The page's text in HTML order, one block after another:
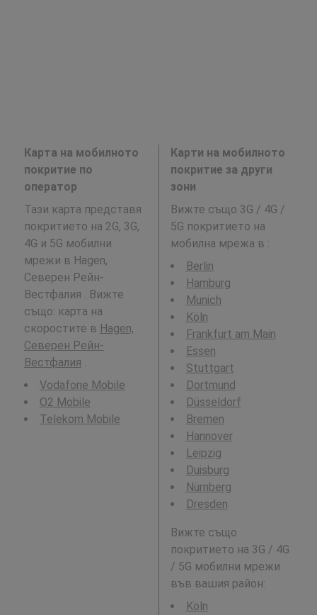
Карта на мобилното
покритие по
оператор
Тази карта представя
покритието на 2G, 3G,
4G и 5G мобилни
мрежи в Hagen,
Северен Рейн-
Вестфалия . Вижте
също: карта на
скоростите в Hagen,
Северен Рейн-
Вестфалия
Vodafone Mobile
O2 Mobile
Telekom Mobile
Карти на мобилното
покритие за други
зони
Вижте също 3G / 4G /
5G покритието на
мобилна мрежа в :
Berlin
Hamburg
Munich
Köln
Frankfurt am Main
Essen
Stuttgart
Dortmund
Düsseldorf
Bremen
Hannover
Leipzig
Duisburg
Nürnberg
Dresden
Вижте също
покритието на 3G / 4G
/ 5G мобилни мрежи
във вашия район:
Köln